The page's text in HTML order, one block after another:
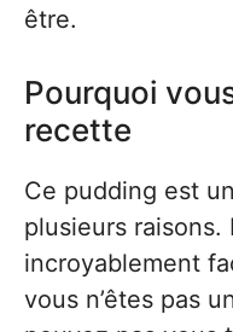
être.
Pourquoi
recette
Ce pudding est
plusieurs raisons.
incroyablement
vous n’êtes pas